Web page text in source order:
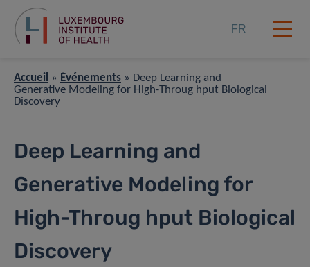
FR
Accueil » Événements » Deep Learning and
Generative Modeling for High-Throug hput Biological
Discovery
Deep Learning and
Generative Modeling for
High-Throug hput Biological
Discovery